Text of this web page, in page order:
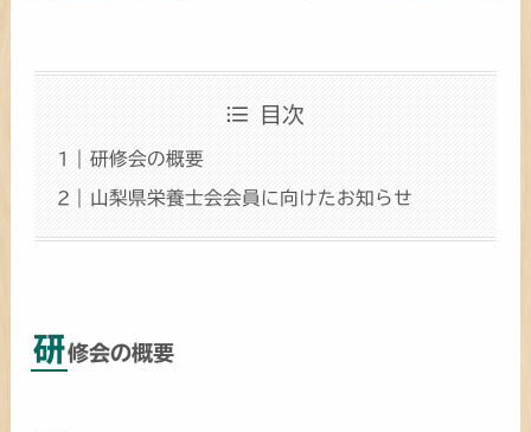
目次
研修会の概要
山梨県栄養士会会員に向けたお知らせ
研修会の概要